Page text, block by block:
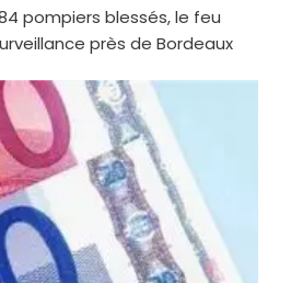
pompiers blessés, le feu
près de Bordeaux